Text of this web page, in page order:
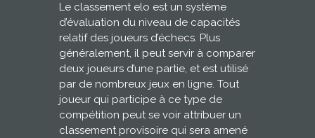
Le classement elo est un système
d’évaluation du niveau de capacités
relatif des joueurs d’échecs. Plus
généralement, il peut servir à comparer
deux joueurs d’une partie, et est utilisé
par de nombreux jeux en ligne. Tout
joueur qui participe à ce type de
compétition peut se voir attribuer un
classement provisoire qui sera amené